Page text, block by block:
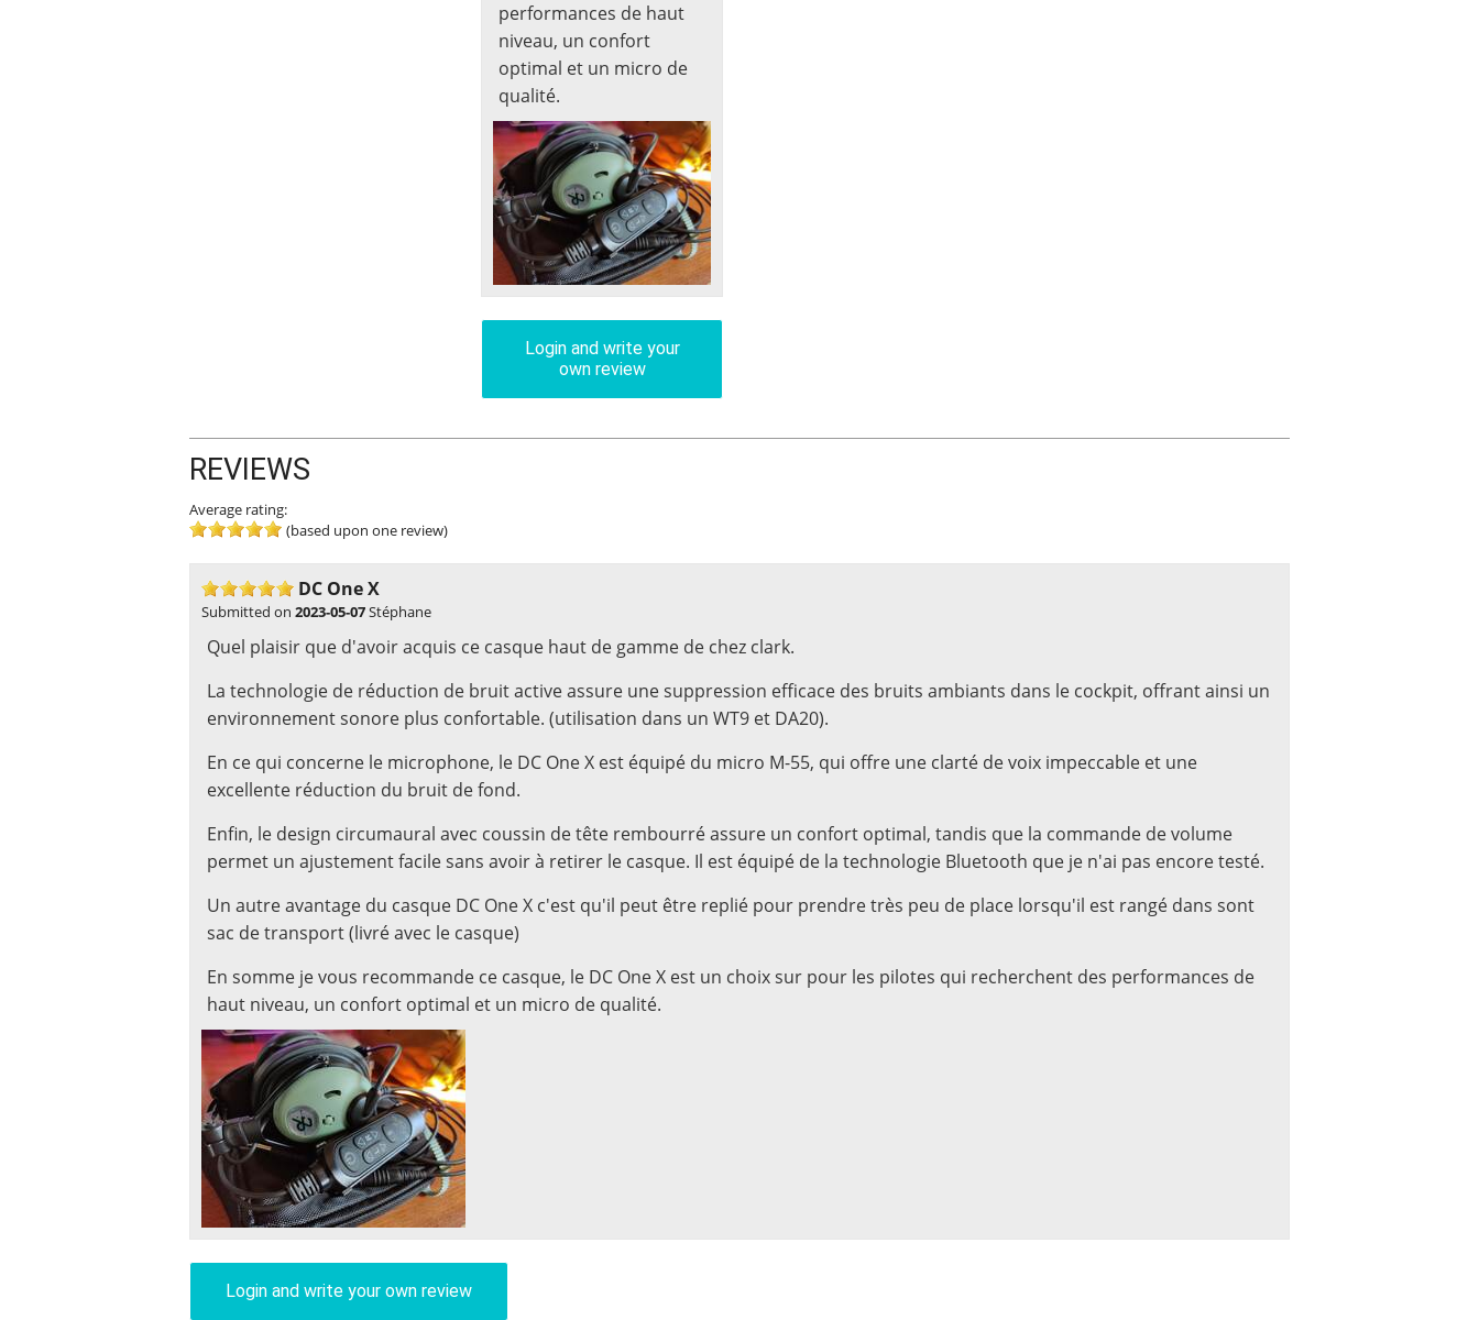
performances de haut
niveau, un confort
optimal et un micro de
qualité.
Login and write your
own review
REVIEWS
Average rating:
(based upon one review)
DC One X
Submitted on 2023-05-07Stéphane
Quel plaisir que d'avoir acquis ce casque haut de gamme de chez clark.
La technologie de réduction de bruit active assure une suppression efficace des bruits ambiants dans le cockpit, offrant ainsi un
environnement sonore plus confortable. (utilisation dans un WT9 et DA20).
En ce qui concerne le microphone, le DC One X est équipé du micro M-55, qui offre une clarté de voix impeccable et une
excellente réduction du bruit de fond.
Enfin, le design circumaural avec coussin de tête rembourré assure un confort optimal, tandis que la commande de volume
permet un ajustement facile sans avoir à retirer le casque. Il est équipé de la technologie Bluetooth que je n'ai pas encore testé.
Un autre avantage du casque DC One X c'est qu'il peut être replié pour prendre très peu de place lorsqu'il est rangé dans sont
sac de transport (livré avec le casque)
En somme je vous recommande ce casque, le DC One X est un choix sur pour les pilotes qui recherchent des performances de
haut niveau, un confort optimal et un micro de qualité.
Login and write your own review